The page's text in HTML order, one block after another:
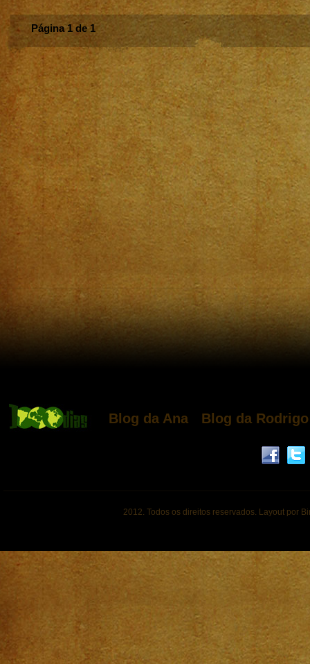
Página 1 de 1
Blog da Ana Blog da Rodrigo
2012. Todos os direitos reservados. Layout por